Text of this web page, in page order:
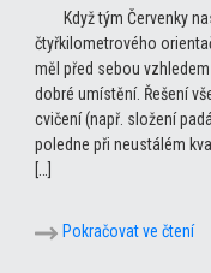
Když tým Červenky
čtyřkilometrového
měl před sebou
dobré umístění. Řešení
cvičení (např. složení
poledne při neustálém
[…]
Pokračovat ve čtení